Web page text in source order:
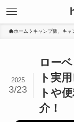
ホーム キャンプ飯、キャ
ロー
ト実
トや
介！
2025
3/23